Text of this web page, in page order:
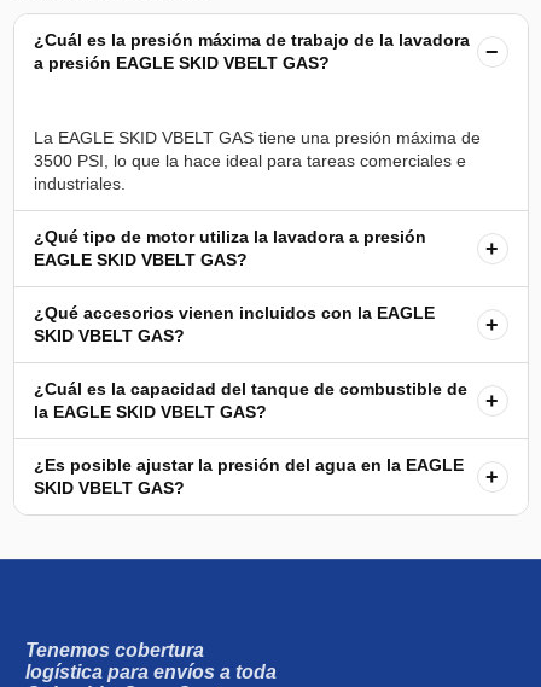
¿Cuál es la presión máxima de trabajo de la lavadora
a presión EAGLE SKID VBELT GAS?
−
La EAGLE SKID VBELT GAS tiene una presión máxima de
3500 PSI, lo que la hace ideal para tareas comerciales e
¿Qué tipo de motor utiliza la lavadora a presión
EAGLE SKID VBELT GAS?
+
¿Qué accesorios vienen incluidos con la EAGLE
SKID VBELT GAS?
+
¿Cuál es la capacidad del tanque de combustible de
la EAGLE SKID VBELT GAS?
+
¿Es posible ajustar la presión del agua en la EAGLE
SKID VBELT GAS?
+
Tenemos cobertura
logística para envíos a toda